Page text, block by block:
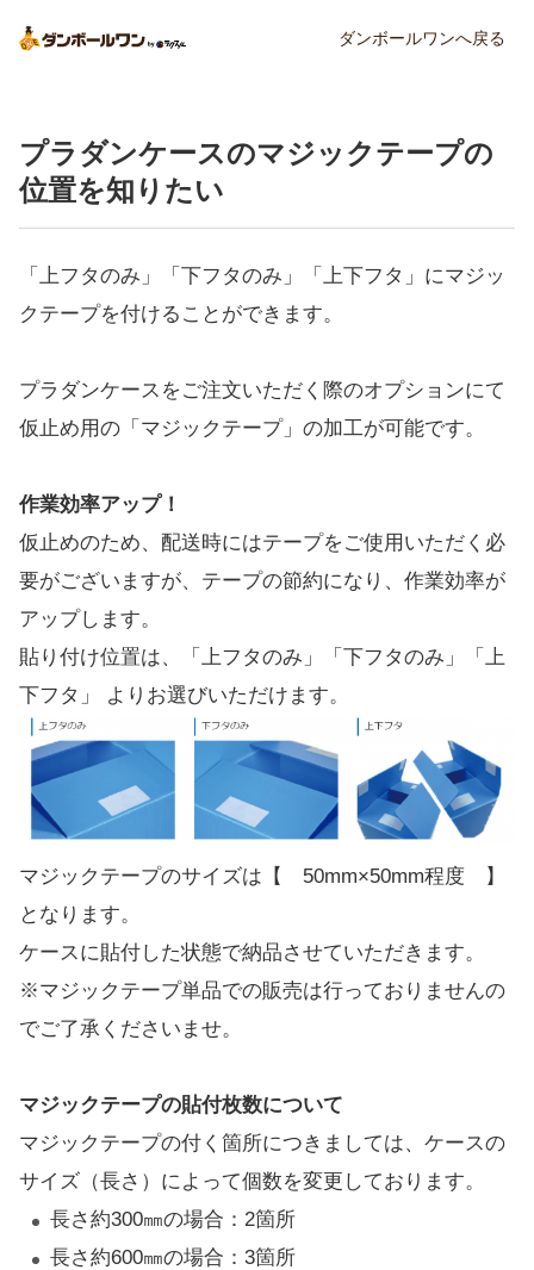
ダンボールワンへ戻る
プラダンケースのマジックテープの
位置を知りたい
「上フタのみ」「下フタのみ」「上下フタ」にマジッ
クテープを付けることができます。
プラダンケースをご注文いただく際のオプションにて
仮止め用の「マジックテープ」の加工が可能です。
作業効率アップ！
仮止めのため、配送時にはテープをご使用いただく必
要がございますが、テープの節約になり、作業効率が
アップします。
貼り付け位置は、「上フタのみ」「下フタのみ」「上
下フタ」 よりお選びいただけます。
マジックテープのサイズは【 50mm×50mm程度 】
となります。
ケースに貼付した状態で納品させていただきます。
※マジックテープ単品での販売は行っておりませんの
でご了承くださいませ。
マジックテープの貼付枚数について
マジックテープの付く箇所につきましては、ケースの
サイズ（長さ）によって個数を変更しております。
長さ約300㎜の場合：2箇所
長さ約600㎜の場合：3箇所